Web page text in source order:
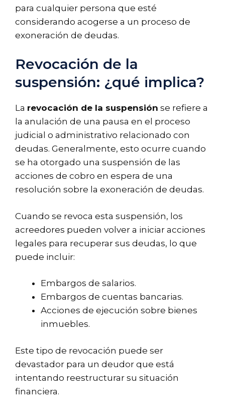
para cualquier persona que esté
considerando acogerse a un proceso de
exoneración de deudas.
Revocación de la
suspensión: ¿qué implica?
La revocación de la suspensión se refiere a
la anulación de una pausa en el proceso
judicial o administrativo relacionado con
deudas. Generalmente, esto ocurre cuando
se ha otorgado una suspensión de las
acciones de cobro en espera de una
resolución sobre la exoneración de deudas.
Cuando se revoca esta suspensión, los
acreedores pueden volver a iniciar acciones
legales para recuperar sus deudas, lo que
puede incluir:
Embargos de salarios.
Embargos de cuentas bancarias.
Acciones de ejecución sobre bienes
inmuebles.
Este tipo de revocación puede ser
devastador para un deudor que está
intentando reestructurar su situación
financiera.